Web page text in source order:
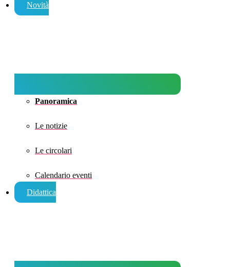
Novità
Panoramica
Le notizie
Le circolari
Calendario eventi
Didattica